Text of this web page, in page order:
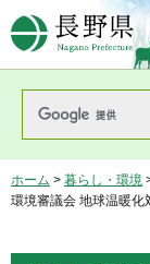
ホーム > 暮らし・環境
環境審議会 地球温暖化